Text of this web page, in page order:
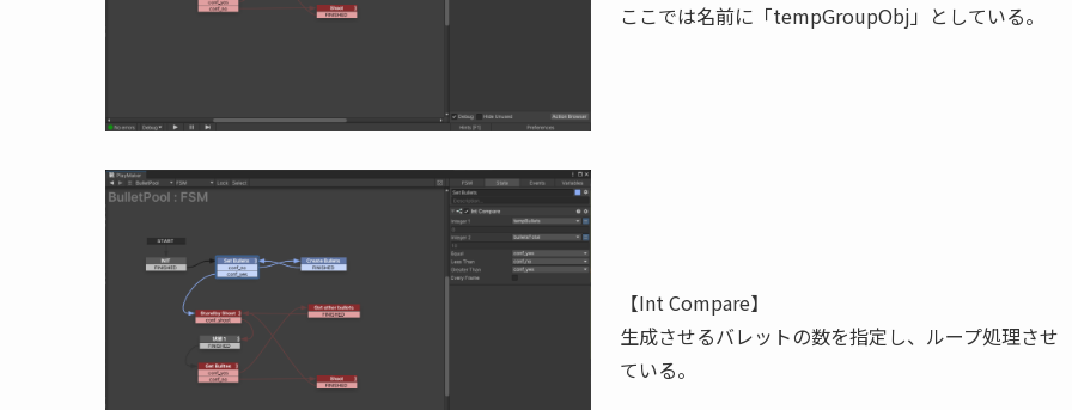
ここでは名前に「tempGroupObj」としている。
【Int Compare】
生成させるバレットの数を指定し、ループ処理させ
ている。